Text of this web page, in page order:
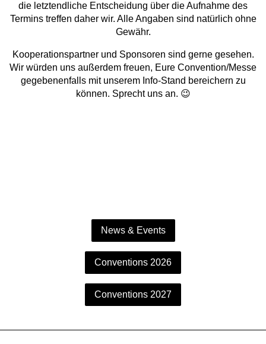
die letztendliche Entscheidung über die Aufnahme des
Termins treffen daher wir. Alle Angaben sind natürlich ohne
Gewähr.
Kooperationspartner und Sponsoren sind gerne gesehen.
Wir würden uns außerdem freuen, Eure Convention/Messe
gegebenenfalls mit unserem Info-Stand bereichern zu
können. Sprecht uns an. 😉
News & Events
Conventions 2026
Conventions 2027